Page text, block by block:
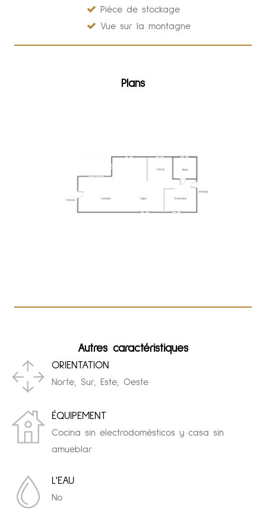
Pièce de stockage
Vue sur la montagne
Plans
Autres caractéristiques
ORIENTATION
Norte, Sur, Este, Oeste
ÉQUIPEMENT
Cocina sin electrodomésticos y casa sin
amueblar
L'EAU
No